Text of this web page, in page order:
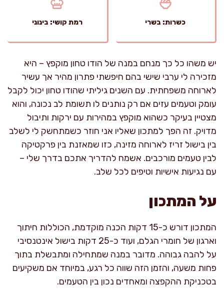
כשרות: בשרי רמת קושי: בינוני
יש משהו כל כך מנחם במנה של הודו טחון מוקפץ – היא
מזכירה לי ערבי שישי בהם חיפשתי פתרון מהיר אך עשיר
לארוחה משפחתית. עם השנים גיליתי שהודו טחון יכול לקבל
עומק וטעמים עזים אם רק נותנים לו תשומת לב נכונה, והוא
מצטיין בעיקר כשהוא מוקפץ במהירות עם ירקות ותיבול
מדויק. זה הפך למתכון שאליו אני חוזר כשמתחשק לי לשלב
בין בישול זריז לארוחה מזינה, כזו שמאזנת בין פרקטיקה
לבין טעמים מורכבים. אשמח להדריך אתכם בדרך שלי –
עם נגיעות אישיות וטיפים לכל שלב.
על המתכון
המתכון דורש כ-15 דקות הכנה מוקדמת, הכוללות חיתוך
וארגון של חומרי הגלם, ועוד כ-25 דקות בישול אינטנסיבי
על להבה גבוהה. מדובר במנה שמתחילה ומתבשלת בתוך
פחות משעה, והזמן הזה שווה כל רגע, במיוחד אם משקיעים
בטכניקת ההקפצה ומאחדים נכון בין הטעמים.